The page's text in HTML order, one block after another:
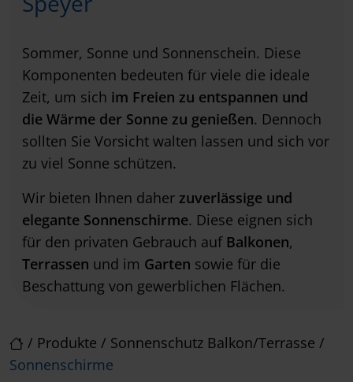
/ Produkte / Sonnenschutz Balkon/Terrasse /
Sonnenschirme
Sommer, Sonne und Sonnenschein. Diese
Komponenten bedeuten für viele die ideale
Zeit, um sich im Freien zu entspannen und
die Wärme der Sonne zu genießen. Dennoch
sollten Sie Vorsicht walten lassen und sich vor
zu viel Sonne schützen.
Wir bieten Ihnen daher zuverlässige und
elegante Sonnenschirme. Diese eignen sich
für den privaten Gebrauch auf Balkonen,
Terrassen und im Garten sowie für die
Beschattung von gewerblichen Flächen.